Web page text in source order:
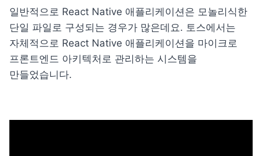
일반적으로 React Native 애플리케이션은 모놀리식한
단일 파일로 구성되는 경우가 많은데요. 토스에서는
자체적으로 React Native 애플리케이션을 마이크로
프론트엔드 아키텍처로 관리하는 시스템을
만들었습니다.